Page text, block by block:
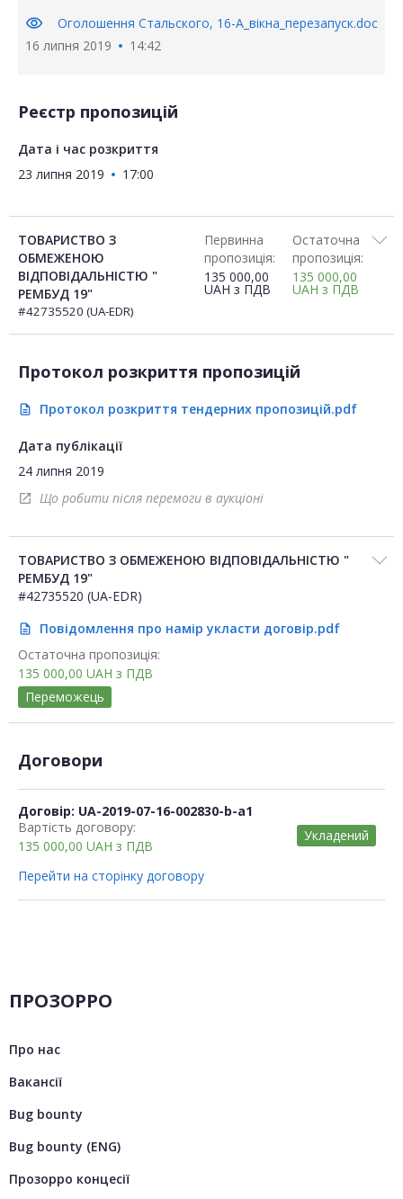
visibility
Оголошення Стальского, 16-А_вікна_перезапуск.doc
16 липня 2019
14:42
Реєстр пропозицій
Дата і час розкриття
23 липня 2019
17:00
ТОВАРИСТВО З
ОБМЕЖЕНОЮ
ВІДПОВІДАЛЬНІСТЮ "
РЕМБУД 19"
#42735520 (UA-EDR)
Первинна
пропозиція:
135 000,00
UAH з ПДВ
Остаточна
пропозиція:
135 000,00
UAH з ПДВ
Протокол розкриття пропозицій
description Протокол розкриття тендерних пропозицій.pdf
Дата публікації
24 липня 2019
open_in_new Що робити після перемоги в аукціоні
ТОВАРИСТВО З ОБМЕЖЕНОЮ ВІДПОВІДАЛЬНІСТЮ "
РЕМБУД 19"
#42735520 (UA-EDR)
description
Повідомлення про намір укласти договір.pdf
Остаточна пропозиція:
135 000,00 UAH з ПДВ
Переможець
Договори
Договір: UA-2019-07-16-002830-b-a1
Вартість договору:
135 000,00 UAH з ПДВ
Укладений
Перейти на сторінку договору
ПРОЗОРРО
Про нас
Вакансії
Bug bounty
Bug bounty (ENG)
Прозорро концесії